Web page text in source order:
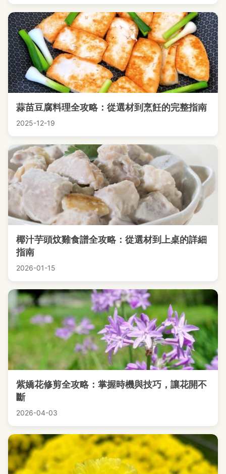
蒜苗豆腐料理全攻略：從選材到烹飪的完整指南
2025-12-19
椰汁芋頭炆雞食譜全攻略：從選材到上桌的詳細
指南
2026-01-15
紫嬌花修剪全攻略：掌握時機與技巧，讓花開不
斷
2026-04-03